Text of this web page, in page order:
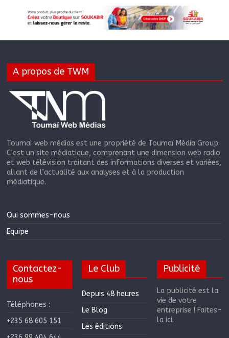
A propos de TWM
Toumaï web médias est une propriété de Toumaï Média Group.
C’est un site médiatique, comprenant une dimension web radio
et web télévision traitant des informations diverses et variées,
allant de l’actualité aux analyses et à la production
médiatique.
Qui sommes-nous
Equipe
Contactez-
nous
Téléphones :
+235 68 605 151
Le Club
Depuis 48 heures
Le Blog
Les éditions
Publicité
La publicité est la
vie de votre
entreprise ! Faites-
la ici.